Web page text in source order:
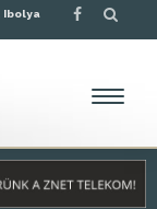
Ibolya